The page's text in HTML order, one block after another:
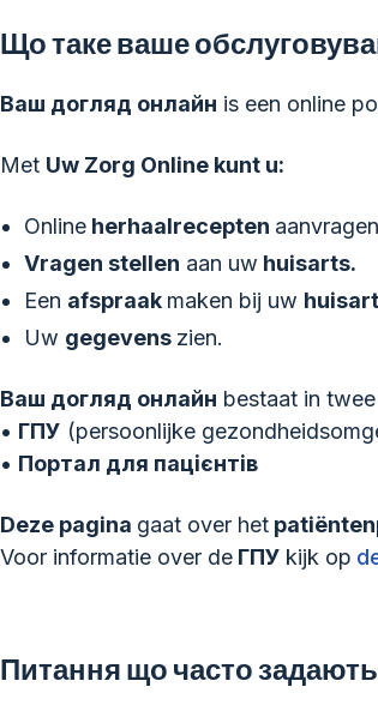
Що таке ваше
Ваш догляд онлайн is een online
Met Uw Zorg Online kunt u:
Onlineherhaalrecepten
Vragen stellen aan uw huisarts.
Een afspraak maken bij uw
Uw gegevens zien.
Ваш догляд онлайн bestaat in
• ГПУ (persoonlijke
• Портал для пацієнтів
Deze pagina gaat over het
Voor informatie over deГПУ kijk op
Питання що часто